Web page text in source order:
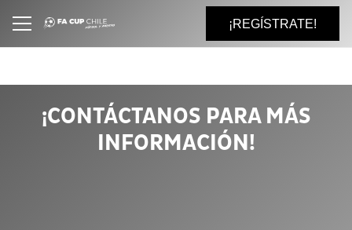
¡REGÍSTRATE!
¡CONTÁCTANOS PARA MÁS
INFORMACIÓN!